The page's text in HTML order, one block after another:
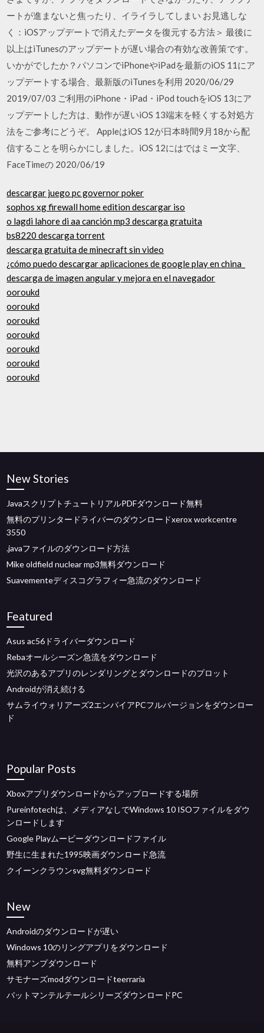
ートが進まないと焦ったり、イライラしてしまい お見逃しな
く：iOSアップデートで消えたデータを復元する方法＞ 最後に
以上はiTunesのアップデートが遅い場合の有効な改善策です。
いかがでしたか？パソコンでiPhoneやiPadを最新のiOS 11にア
ップデートする場合、最新版のiTunesを利用 2020/06/29
2019/07/03 ご利用のiPhone・iPad・iPod touchをiOS 13にア
ップデートした方は、動作が遅いiOS 13端末を軽くする対処方
法をご参考にどうぞ。 AppleはiOS 12が日本時間9月18から配
信することを明らかにしました。iOS 12にはではミー文字、
FaceTimeの 2020/06/19
descargar juego pc governor poker
sophos xg firewall home edition descargar iso
o lagdi lahore di aa canción mp3 descarga gratuita
bs8220 descarga torrent
descarga gratuita de minecraft sin video
¿cómo puedo descargar aplicaciones de google play en china_
descarga de imagen angular y mejora en el navegador
ooroukd
ooroukd
ooroukd
ooroukd
ooroukd
ooroukd
ooroukd
New Stories
JavaスクリプトチュートリアルPDFダウンロード無料
無料のプリンタードライバーのダウンロードxerox workcentre
3550
.javaファイルのダウンロード方法
Mike oldfield nuclear mp3無料ダウンロード
Suavementeディスコグラフィー急流のダウンロード
Featured
Asus ac56ドライバーダウンロード
Rebaオールシーズン急流をダウンロード
光沢のあるアプリのレンダリングとダウンロードのプロット
Androidが消え続ける
サムライウォリアーズ2エンパイアPCフルバージョンをダウンロー
ド
Popular Posts
Xboxアプリダウンロードからアップロードする場所
Pureinfotechは、メディアなしでWindows 10 ISOファイルをダウ
ンロードします
Google Playムービーダウンロードファイル
野生に生まれた1995映画ダウンロード急流
クイーンクラウンsvg無料ダウンロード
New
Androidのダウンロードが遅い
Windows 10のリングアプリをダウンロード
無料アンプダウンロード
サモナーズmodダウンロードteerraria
バットマンテルテールシリーズダウンロードPC